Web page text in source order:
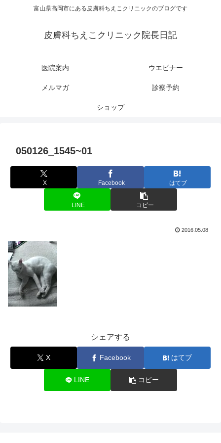
富山県高岡市にある皮膚科ちえこクリニックのブログです
皮膚科ちえこクリニック院長日記
医院案内 ウエビナー
メルマガ 診察予約
ショップ
050126_1545~01
X Facebook はてブ
LINE コピー
2016.05.08
シェアする
X Facebook はてブ
LINE コピー